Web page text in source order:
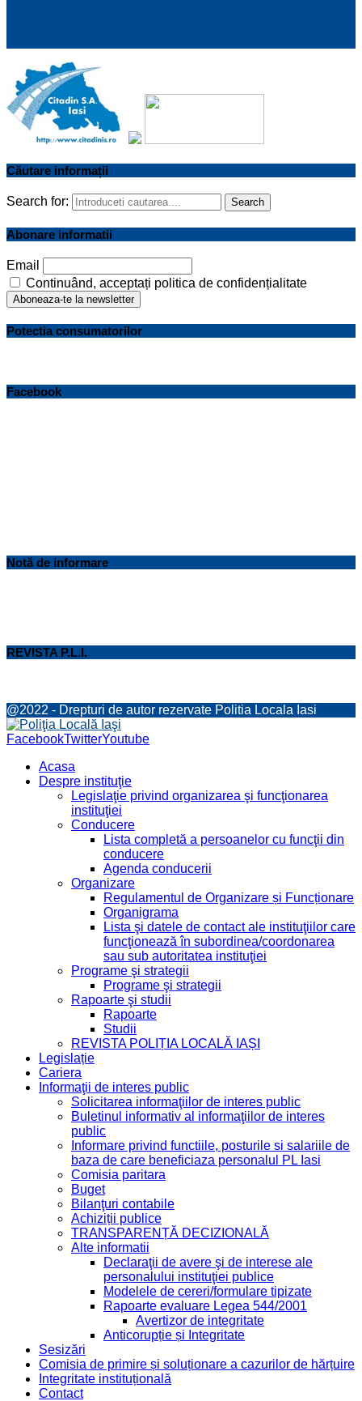
Căutare informații
Search for: Search
Abonare informatii
Email
Continuând, acceptați politica de confidențialitate
Potectia consumatorilor
Facebook
Notă de informare
REVISTA P.L.I.
@2022 - Drepturi de autor rezervate Politia Locala Iasi
FacebookTwitterYoutube
Acasa
Despre instituţie
Legislaţie privind organizarea şi funcţionarea
instituţiei
Conducere
Lista completă a persoanelor cu funcţii din
conducere
Agenda conducerii
Organizare
Regulamentul de Organizare și Funcționare
Organigrama
Lista şi datele de contact ale instituţiilor care
funcţionează în subordinea/coordonarea
sau sub autoritatea instituţiei
Programe şi strategii
Programe şi strategii
Rapoarte şi studii
Rapoarte
Studii
REVISTA POLIȚIA LOCALĂ IAȘI
Legislație
Cariera
Informaţii de interes public
Solicitarea informaţiilor de interes public
Buletinul informativ al informaţiilor de interes
public
Informare privind functiile, posturile si salariile de
baza de care beneficiaza personalul PL Iasi
Comisia paritara
Buget
Bilanţuri contabile
Achiziții publice
TRANSPARENȚĂ DECIZIONALĂ
Alte informatii
Declaraţii de avere şi de interese ale
personalului instituţiei publice
Modelele de cereri/formulare tipizate
Rapoarte evaluare Legea 544/2001
Avertizor de integritate
Anticorupție și Integritate
Sesizări
Comisia de primire și soluționare a cazurilor de hărțuire
Integritate instituțională
Contact